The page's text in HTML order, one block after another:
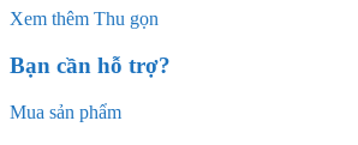
Xem thêm Thu gọn
Bạn cần hỗ trợ?
Mua sản phẩm